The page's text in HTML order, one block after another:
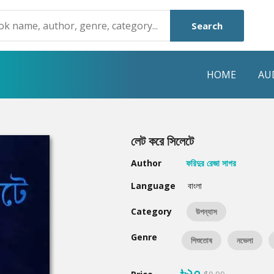
Search
HOME
Humayun Ahmed
Mouri Morium
Hot & New
লেট করে সিলেটে
Author
ফরিদুর রেজা সাগর
Language
বাংলা
Category উপন্যাস
Genre শিশুতোষ নভেলা